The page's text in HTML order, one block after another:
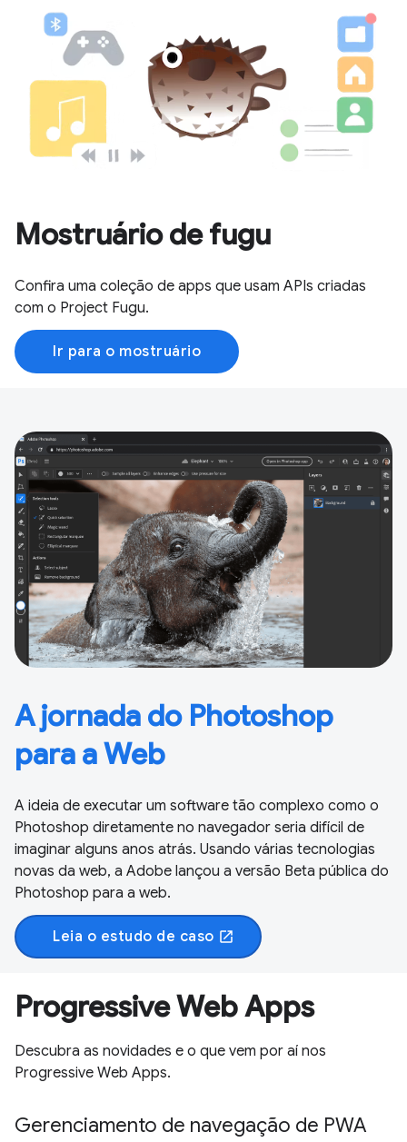
Mostruário de fugu
Confira uma coleção de apps que usam APIs criadas
com o Project Fugu.
Ir para o mostruário
A jornada do Photoshop
para a Web
A ideia de executar um software tão complexo como o
Photoshop diretamente no navegador seria difícil de
imaginar alguns anos atrás. Usando várias tecnologias
novas da web, a Adobe lançou a versão Beta pública do
Photoshop para a web.
Leia o estudo de caso open_in_new
Progressive Web Apps
Descubra as novidades e o que vem por aí nos
Progressive Web Apps.
Gerenciamento de navegação de PWA